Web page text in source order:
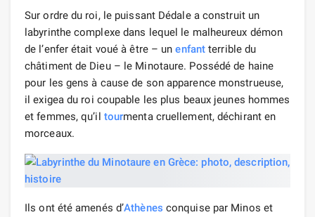
Sur ordre du roi, le puissant Dédale a construit un
labyrinthe complexe dans lequel le malheureux démon
de l’enfer était voué à être – unenfant terrible du
châtiment de Dieu – le Minotaure. Possédé de haine
pour les gens à cause de son apparence monstrueuse,
il exigea du roi coupable les plus beaux jeunes hommes
et femmes, qu’il tourmenta cruellement, déchirant en
morceaux.
Ils ont été amenés d’Athènes conquise par Minos et